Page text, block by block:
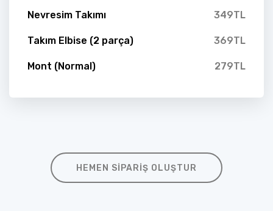
Nevresim Takımı 349TL
Takım Elbise (2 parça) 369TL
Mont (Normal) 279TL
HEMEN SIPARIŞ OLUŞTUR